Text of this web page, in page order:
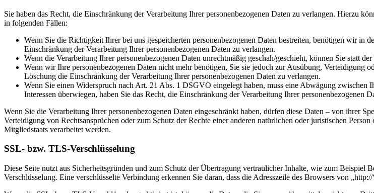
Sie haben das Recht, die Einschränkung der Verarbeitung Ihrer personenbezogenen Daten zu verlangen. Hierzu
in folgenden Fällen:
Wenn Sie die Richtigkeit Ihrer bei uns gespeicherten personenbezogenen Daten bestreiten, benötigen wir in
Einschränkung der Verarbeitung Ihrer personenbezogenen Daten zu verlangen.
Wenn die Verarbeitung Ihrer personenbezogenen Daten unrechtmäßig geschah/geschieht, können Sie statt
Wenn wir Ihre personenbezogenen Daten nicht mehr benötigen, Sie sie jedoch zur Ausübung, Verteidigung
Löschung die Einschränkung der Verarbeitung Ihrer personenbezogenen Daten zu verlangen.
Wenn Sie einen Widerspruch nach Art. 21 Abs. 1 DSGVO eingelegt haben, muss eine Abwägung zwischen
Interessen überwiegen, haben Sie das Recht, die Einschränkung der Verarbeitung Ihrer personenbezogenen
Wenn Sie die Verarbeitung Ihrer personenbezogenen Daten eingeschränkt haben, dürfen diese Daten – von ihrer
Verteidigung von Rechtsansprüchen oder zum Schutz der Rechte einer anderen natürlichen oder juristischen
Mitgliedstaats verarbeitet werden.
SSL- bzw. TLS-Verschlüsselung
Diese Seite nutzt aus Sicherheitsgründen und zum Schutz der Übertragung vertraulicher Inhalte, wie zum Beispiel
Verschlüsselung. Eine verschlüsselte Verbindung erkennen Sie daran, dass die Adresszeile des Browsers von